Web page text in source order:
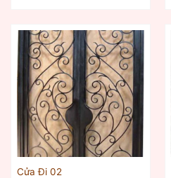
Cửa Đi 02